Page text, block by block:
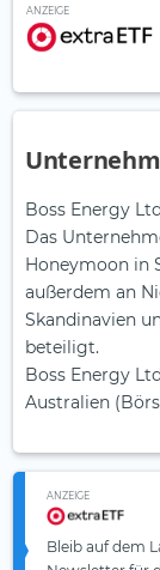
ANZEIGE
Boss Energy
Das
Honeymoon in
außerdem an
Skandinavien
beteiligt.
Boss Energy
Australien
ANZEIGE
Bleib auf dem